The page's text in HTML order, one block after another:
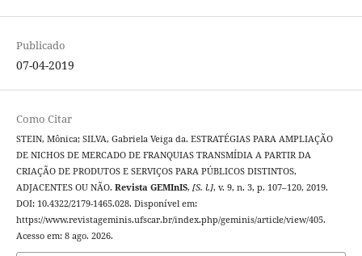
Publicado
07-04-2019
Como Citar
STEIN, Mônica; SILVA, Gabriela Veiga da. ESTRATÉGIAS PARA AMPLIAÇÃO
DE NICHOS DE MERCADO DE FRANQUIAS TRANSMÍDIA A PARTIR DA
CRIAÇÃO DE PRODUTOS E SERVIÇOS PARA PÚBLICOS DISTINTOS,
ADJACENTES OU NÃO. Revista GEMInIS, [S. l.], v. 9, n. 3, p. 107–120, 2019.
DOI: 10.4322/2179-1465.028. Disponível em:
https://www.revistageminis.ufscar.br/index.php/geminis/article/view/405.
Acesso em: 8 ago. 2026.